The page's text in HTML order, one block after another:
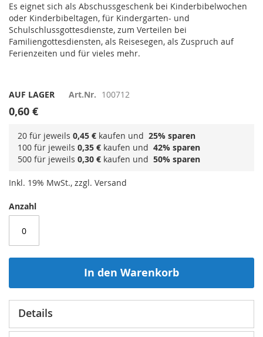
Es eignet sich als Abschussgeschenk bei Kinderbibelwochen
oder Kinderbibeltagen, für Kindergarten- und
Schulschlussgottesdienste, zum Verteilen bei
Familiengottesdiensten, als Reisesegen, als Zuspruch auf
Ferienzeiten und für vieles mehr.
AUF LAGER Art.Nr. 100712
0,60 €
20 für jeweils 0,45 € kaufen und 25% sparen
100 für jeweils 0,35 € kaufen und 42% sparen
500 für jeweils 0,30 € kaufen und 50% sparen
Inkl. 19% MwSt., zzgl. Versand
Anzahl
In den Warenkorb
Details